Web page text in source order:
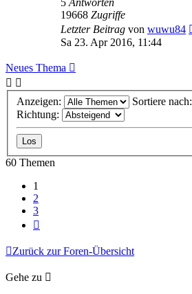
5 Antworten
19668 Zugriffe
Letzter Beitrag von wuwu84
Sa 23. Apr 2016, 11:44
Neues Thema
Anzeigen:
Sortiere nach:
Richtung:
60 Themen
1
2
3
Zurück zur Foren-Übersicht
Gehe zu